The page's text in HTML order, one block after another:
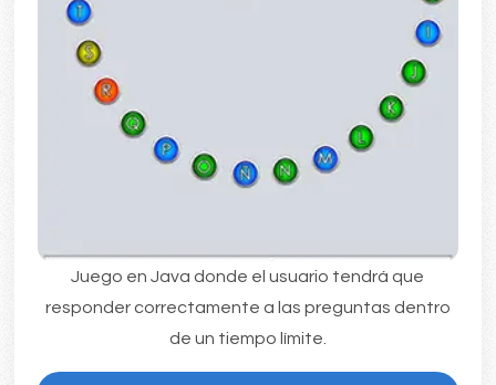
Juego en Java donde el usuario tendrá que
responder correctamente a las preguntas dentro
de un tiempo límite.